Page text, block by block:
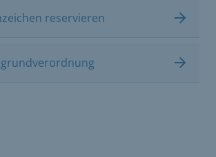
reservieren